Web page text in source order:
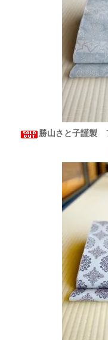
勝山さと子謹製